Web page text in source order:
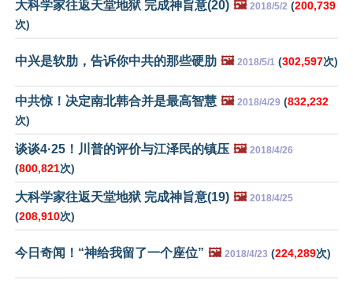
大科学家往返天堂地狱 完成神旨意(20) 🖼️ 2018/5/2 (200,739
次)
中兴是软肋，告诉你中共的那些硬肋 🖼️ 2018/5/1 (302,597次)
中共惊！决定南北韩合并是最高智慧 🖼️ 2018/4/29 (832,232
次)
谈谈4·25！川普的评价与江泽民的镇压 🖼️ 2018/4/26
(800,821次)
大科学家往返天堂地狱 完成神旨意(19) 🖼️ 2018/4/25
(208,910次)
今日奇闻！“神给我留了一个座位” 🖼️ 2018/4/23 (224,289次)